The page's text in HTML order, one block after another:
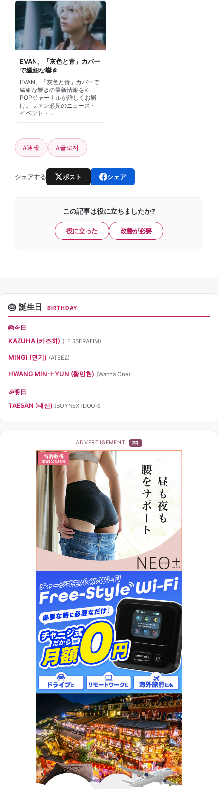
EVAN、「灰色と青」カバー
で繊細な響き
EVAN、「灰色と青」カバーで
繊細な響きの最新情報をK-
POPジャーナルが詳しくお届
け。ファン必見のニュース・
イベント・…
#速報 #클로저
シェアする ポスト シェア
この記事は役に立ちましたか?
役に立った 改善が必要
誕生日 BIRTHDAY
今日
KAZUHA (카즈하) (LE SSERAFIM)
MINGI (민기) (ATEEZ)
HWANG MIN-HYUN (황민현) (Wanna One)
明日
TAESAN (태산) (BOYNEXTDOOR)
ADVERTISEMENT PR